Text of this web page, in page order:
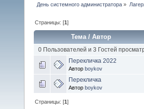
День системного администратора »
Страницы: [1]
Тема/Автор
0 Пользователей и 3 Гостей
Перекличка 2022
Автор boykov
Перекличка
Автор boykov
Страницы: [1]